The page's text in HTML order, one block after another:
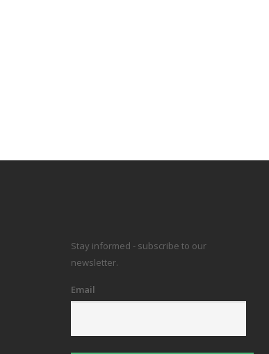
Stay informed - subscribe to our
newsletter.
Email